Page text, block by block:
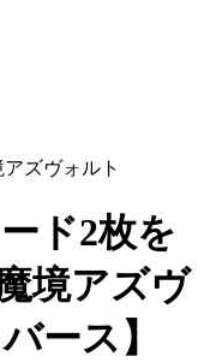
ズヴォルト
ド2枚を
境アズヴ
ース】